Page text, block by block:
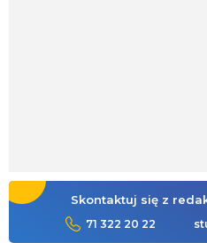
Skontaktuj się z
71 322 20 22